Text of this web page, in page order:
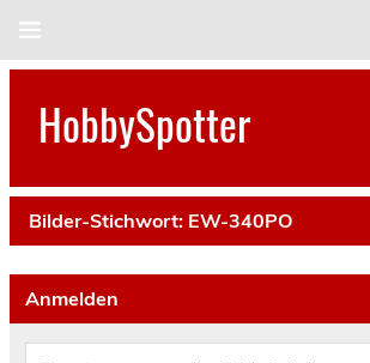
HobbySpotter
Bilder-Stichwort: EW-340PO
Anmelden